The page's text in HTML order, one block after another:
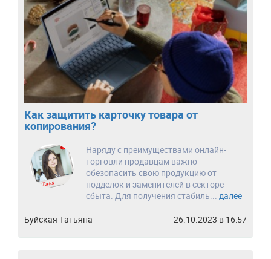
Как защитить карточку товара от
копирования?
Наряду с преимуществами онлайн-
торговли продавцам важно
обезопасить свою продукцию от
подделок и заменителей в секторе
сбыта. Для получения стабиль... далее
Буйская Татьяна 26.10.2023 в 16:57